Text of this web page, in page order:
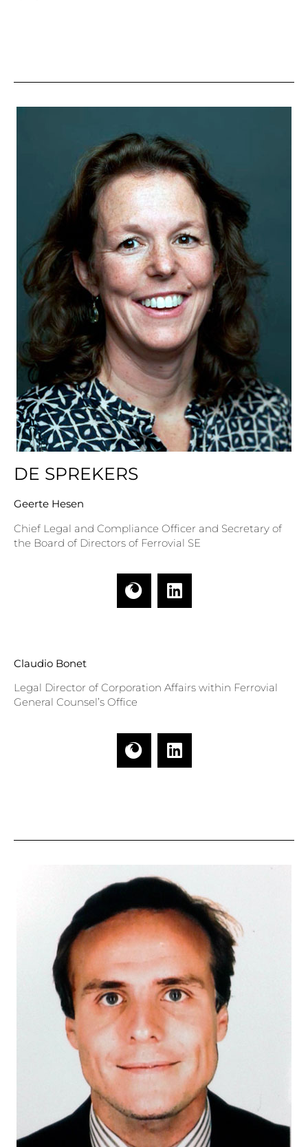
DE SPREKERS
Geerte Hesen
Chief Legal and Compliance Officer and Secretary of
the Board of Directors of Ferrovial SE
Claudio Bonet
Legal Director of Corporation Affairs within Ferrovial
General Counsel’s Office